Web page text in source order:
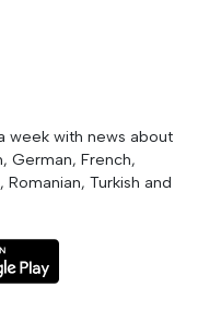
week with news about
German, French,
Romanian, Turkish and